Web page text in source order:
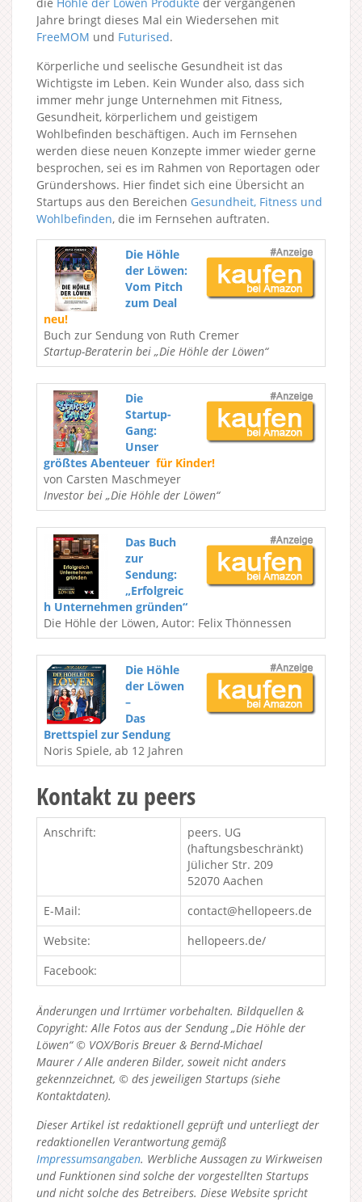
Jahre bringt dieses Mal ein Wiedersehen mit
FreeMOM und Futurised.
Körperliche und seelische Gesundheit ist das
Wichtigste im Leben. Kein Wunder also, dass sich
immer mehr junge Unternehmen mit Fitness,
Gesundheit, körperlichem und geistigem
Wohlbefinden beschäftigen. Auch im Fernsehen
werden diese neuen Konzepte immer wieder gerne
besprochen, sei es im Rahmen von Reportagen oder
Gründershows. Hier findet sich eine Übersicht an
Startups aus den Bereichen Gesundheit, Fitness und
Wohlbefinden, die im Fernsehen auftraten.
Die Höhle
der Löwen:
Vom Pitch
zum Deal
neu!
Buch zur Sendung von Ruth Cremer
Startup-Beraterin bei „Die Höhle der Löwen“
Die
Startup-
Gang:
Unser
größtes Abenteuer für Kinder!
von Carsten Maschmeyer
Investor bei „Die Höhle der Löwen“
Das Buch
zur
Sendung:
„Erfolgreic
h Unternehmen gründen“
Die Höhle der Löwen, Autor: Felix Thönnessen
Die Höhle
der Löwen
–
Das
Brettspiel zur Sendung
Noris Spiele, ab 12 Jahren
Kontakt zu peers
Anschrift:
peers. UG
(haftungsbeschränkt)
Jülicher Str. 209
52070 Aachen
E-Mail:
contact@hellopeers.de
Website:
hellopeers.de/
Facebook:
Änderungen und Irrtümer vorbehalten. Bildquellen &
Copyright: Alle Fotos aus der Sendung „Die Höhle der
Löwen“ © VOX/Boris Breuer & Bernd-Michael
Maurer / Alle anderen Bilder, soweit nicht anders
gekennzeichnet, © des jeweiligen Startups (siehe
Kontaktdaten).
Dieser Artikel ist redaktionell geprüft und unterliegt der
redaktionellen Verantwortung gemäß
Impressumsangaben. Werbliche Aussagen zu Wirkweisen
und Funktionen sind solche der vorgestellten Startups
und nicht solche des Betreibers. Diese Website spricht